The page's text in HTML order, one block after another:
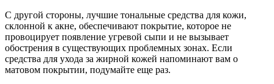
С другой стороны, лучшие тональные средства для кожи,
склонной к акне, обеспечивают покрытие, которое не
провоцирует появление угревой сыпи и не вызывает
обострения в существующих проблемных зонах. Если
средства для ухода за жирной кожей напоминают вам о
матовом покрытии, подумайте еще раз.